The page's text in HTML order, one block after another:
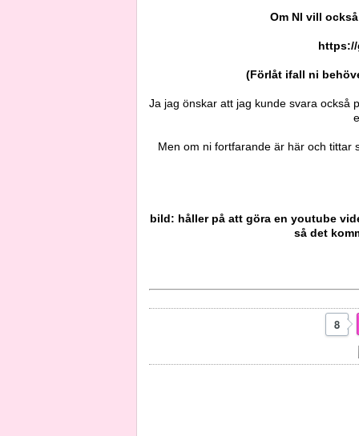
Om NI vill
https://
(Förlåt ifall ni
Ja jag önskar att jag kunde svara också
Men om ni fortfarande är här och tittar
bild: håller på att göra en youtube
så det
8